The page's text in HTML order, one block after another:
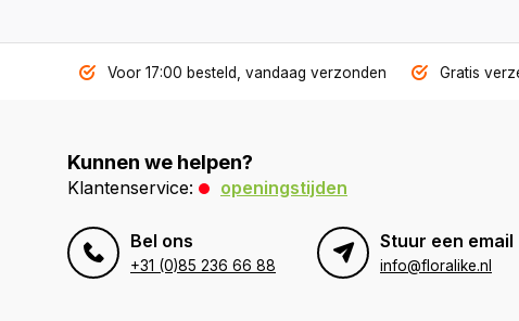
Voor 17:00 besteld, vandaag verzonden Gratis
Kunnen we helpen?
Klantenservice: openingstijden
Bel ons
+31 (0)85 236 66 88
Stuur een email
info@floralike.nl